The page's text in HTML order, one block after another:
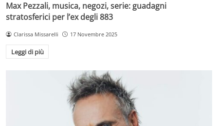
Max Pezzali, musica, negozi, serie: guadagni
stratosferici per l’ex degli 883
Clarissa Missarelli 17 Novembre 2025
Leggi di più